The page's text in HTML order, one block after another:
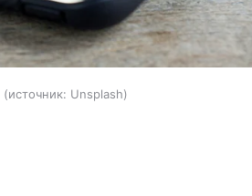
источник: Unsplash